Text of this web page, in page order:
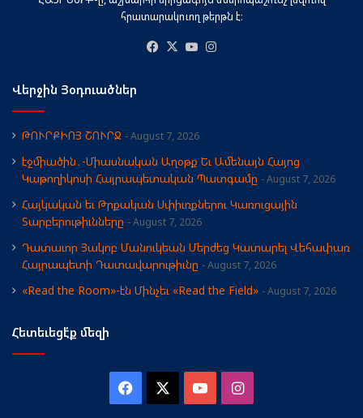
հրատարակուող թերթն է։
Facebook
X YouTube
Վերջին Յօդուածներ
ԹՈՒՐՔԻՈՅ ՇՈՒՐՋ August 7, 2026
էջմիածին․-Միասնական Աղօթք Եւ Ամենայն Հայոց
Կաթողիկոսի Հայրապետական Պատգամը
August 7, 2026
Հայկական եւ Թրքական Սփիւռքներու Կառուցային
Տարբերութիւնները
August 7, 2026
Դատաւոր Յակոբ Մանուկեան Մերժեց Կատարել Վեհափառ
Հայրապետի Դատավարութիւնը
August 7, 2026
«Read the Room»-էն Մինչեւ «Read the Field» August 7, 2026
Հետեւեցէ՛ք մեզի
Facebook YouTubeInstagram